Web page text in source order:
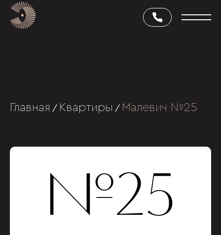
Главная / Квартиры / Малевич №25
№25